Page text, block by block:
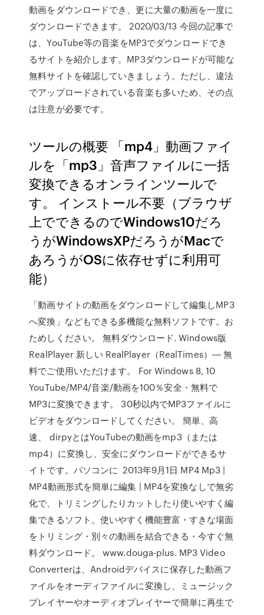
動画をダウンロードでき、更に大量の動画を一度に
ダウンロードできます。 2020/03/13 今回の記事で
は、YouTube等の音楽をMP3でダウンロードでき
るサイトを紹介します。MP3ダウンロードが可能な
無料サイトを確認していきましょう。ただし、違法
でアップロードされている音楽も多いため、その点
は注意が必要です。
ツールの概要 「mp4」動画ファイ
ルを「mp3」音声ファイルに一括
変換できるオンラインツールで
す。 インストール不要（ブラウザ
上でできるのでWindows10だろ
うがWindowsXPだろうがMacで
あろうがOSに依存せずに利用可
能）
「動画サイトの動画をダウンロードして編集しMP3
へ変換」などもできる多機能な無料ソフトです。お
ためしください。 無料ダウンロード. Windows版
RealPlayer 新しい RealPlayer（RealTimes）― 無
料でご使用いただけます。 For Windows 8, 10
YouTube/MP4/音楽/動画を100％安全・無料で
MP3に変換できます。 30秒以内でMP3ファイルに
ビデオをダウンロードしてください。 簡単、高
速、 dirpyとはYouTubeの動画をmp3（または
mp4）に変換し、安全にダウンロードができるサ
イトです。パソコンに 2013年9月1日 MP4 Mp3 |
MP4動画形式を簡単に編集 | MP4を変換なしで無劣
化で、トリミングしたりカットしたり使いやすく編
集できるソフト。使いやすく機能豊富・すきな場面
をトリミング・別々の動画を結合できる・今すぐ無
料ダウンロード。 www.douga-plus. MP3 Video
Converterは、Androidデバイスに保存した動画フ
ァイルをオーディファイルに変換し、ミュージック
プレイヤーやオーディオプレイヤーで簡単に再生で